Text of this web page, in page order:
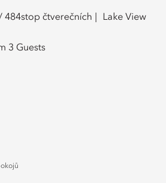
484stop čtverečních Lake View
3 Guests